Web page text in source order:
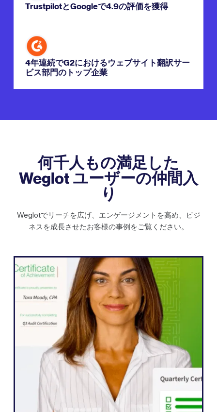
TrustpilotとGoogleで4.9の評価を獲得
4年連続でG2におけるウェブサイト翻訳サー
ビス部門のトップ企業
何千人もの満足した
Weglot ユーザーの仲間入
り
Weglotでリーチを広げ、エンゲージメントを高め、ビジ
ネスを成長させたお客様の事例をご覧ください。
WordPress
Weglot おかげで、ウェブサイトを5ヶ国語
に迅速に拡大することができました。私た
ちはすでに、私たちのコンテンツと交流す
ることをこれまで以上に熱望している国際
的な視聴者からのエンゲージメントが大幅
に向上していることを確認しています。"